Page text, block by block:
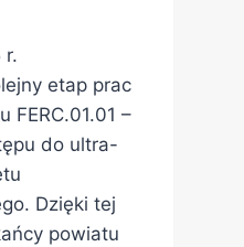
r.
etap prac
FERC.01.01 –
do ultra-
Dzięki tej
powiatu